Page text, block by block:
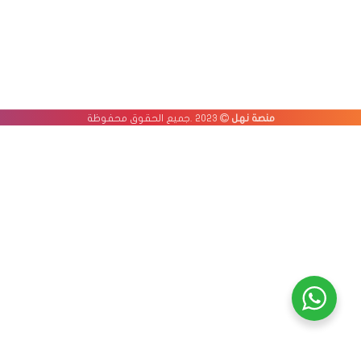
منصة نهل